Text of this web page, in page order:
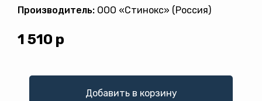
Производитель: ООО «Стинокс» (Россия)
1 510 р
Добавить в корзину